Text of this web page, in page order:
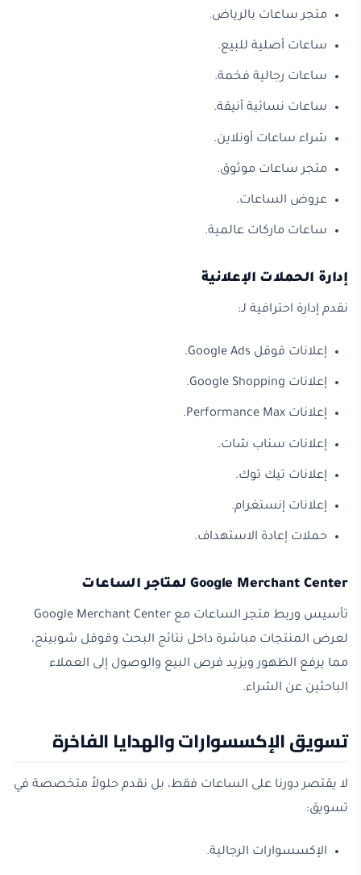
متجر ساعات بالرياض.
ساعات أصلية للبيع.
ساعات رجالية فخمة.
ساعات نسائية أنيقة.
شراء ساعات أونلاين.
متجر ساعات موثوق.
عروض الساعات.
ساعات ماركات عالمية.
إدارة الحملات الإعلانية
نقدم إدارة احترافية لـ:
إعلانات قوقل Google Ads.
إعلانات Google Shopping.
إعلانات Performance Max.
إعلانات سناب شات.
إعلانات تيك توك.
إعلانات إنستغرام.
حملات إعادة الاستهداف.
Google Merchant Center لمتاجر الساعات
تأسيس وربط متجر الساعات مع Google Merchant Center
لعرض المنتجات مباشرة داخل نتائج البحث وقوقل شوبينج،
مما يرفع الظهور ويزيد فرص البيع والوصول إلى العملاء
الباحثين عن الشراء.
تسويق الإكسسوارات والهدايا الفاخرة
لا يقتصر دورنا على الساعات فقط، بل نقدم حلولاً متخصصة في
تسويق:
الإكسسوارات الرجالية.